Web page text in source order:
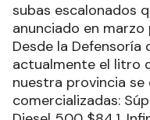
subas escalonados
anunciado en marzo
Desde la Defensoría
actualmente el litro
nuestra provincia
comercializadas: